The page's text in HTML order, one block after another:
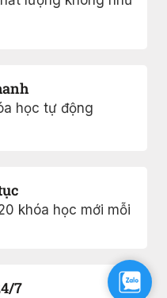
học tự động
khóa học mới mỗi
7
Zalo